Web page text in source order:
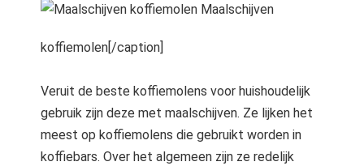
Maalschijven
koffiemolen[/caption]
Veruit de beste koffiemolens voor huishoudelijk
gebruik zijn deze met maalschijven. Ze lijken het
meest op koffiemolens die gebruikt worden in
koffiebars. Over het algemeen zijn ze redelijk